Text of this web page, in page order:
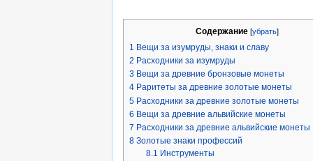
Содержание [убрать]
1 Вещи за изумруды, знаки и славу
2 Расходники за изумруды
3 Вещи за древние бронзовые монеты
4 Раритеты за древние золотые монеты
5 Расходники за древние золотые монеты
6 Вещи за древние альвийские монеты
7 Расходники за древние альвийские монеты
8 Золотые знаки профессий
8.1 Инструменты